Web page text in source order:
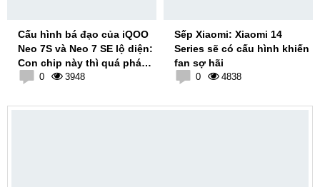
Cấu hình bá đạo của iQOO
Neo 7S và Neo 7 SE lộ diện:
Con chip này thì quá phá
0 3948
Sếp Xiaomi: Xiaomi 14
Series sẽ có cấu hình khiến
fan sợ hãi
0 4838